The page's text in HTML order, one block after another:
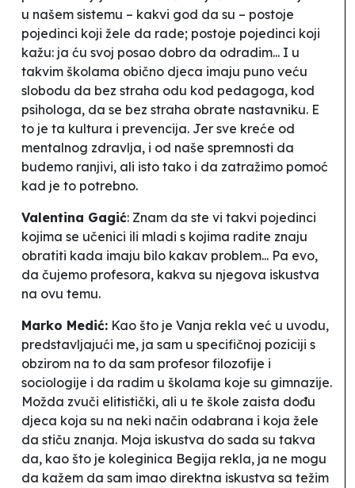
u našem sistemu – kakvi god da su – postoje
pojedinci koji žele da rade; postoje pojedinci koji
kažu: ja ću svoj posao dobro da odradim... I u
takvim školama obično djeca imaju puno veću
slobodu da bez straha odu kod pedagoga, kod
psihologa, da se bez straha obrate nastavniku. E
to je ta kultura i prevencija. Jer sve kreće od
mentalnog zdravlja, i od naše spremnosti da
budemo ranjivi, ali isto tako i da zatražimo pomoć
kad je to potrebno.
Valentina Gagić: Znam da ste vi takvi pojedinci
kojima se učenici ili mladi s kojima radite znaju
obratiti kada imaju bilo kakav problem... Pa evo,
da čujemo profesora, kakva su njegova iskustva
na ovu temu.
Marko Medić: Kao što je Vanja rekla već u uvodu,
predstavljajući me, ja sam u specifičnoj poziciji s
obzirom na to da sam profesor filozofije i
sociologije i da radim u školama koje su gimnazije.
Možda zvuči elitistički, ali u te škole zaista dođu
djeca koja su na neki način odabrana i koja žele
da stiču znanja. Moja iskustva do sada su takva
da, kao što je koleginica Begija rekla, ja ne mogu
da kažem da sam imao direktna iskustva sa težim